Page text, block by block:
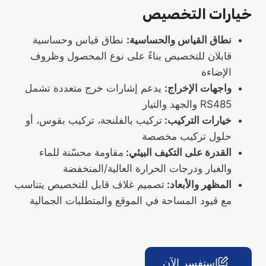
خيارات التخصيص
نطاق القياس والحساسية: نطاق قياس وحساسية
قابلان للتخصيص بناءً على نوع المحصول وظروف
الإضاءة
واجهات الإخراج: يدعم إشارات خرج متعددة تشمل
RS485 والجهد والتيار
خيارات التركيب: تركيب بالفلنجة، تركيب بقوس، أو
حلول تركيب مخصصة
القدرة على التكيف البيئي: مقاومة محسّنة للماء
والغبار ودرجات الحرارة العالية/المنخفضة
المظهر والأبعاد: تصميم غلاف قابل للتخصيص يتناسب
مع قيود المساحة في الموقع والمتطلبات الجمالية
استفسر الآن